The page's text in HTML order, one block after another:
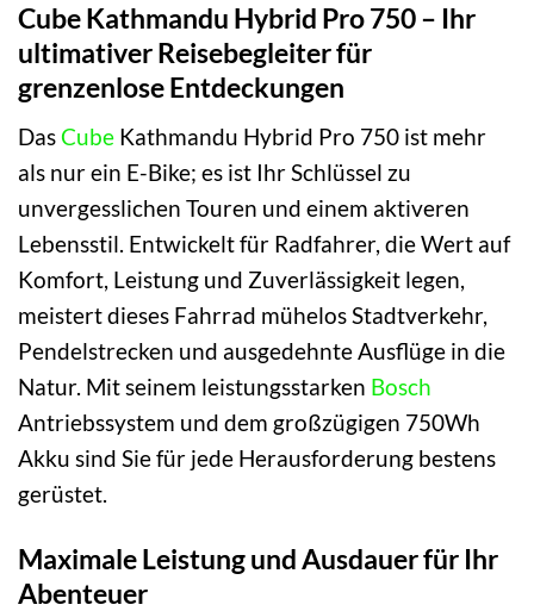
Cube Kathmandu Hybrid Pro 750 – Ihr
ultimativer Reisebegleiter für
grenzenlose Entdeckungen
DasCube Kathmandu Hybrid Pro 750 ist mehr
als nur ein E-Bike; es ist Ihr Schlüssel zu
unvergesslichen Touren und einem aktiveren
Lebensstil. Entwickelt für Radfahrer, die Wert auf
Komfort, Leistung und Zuverlässigkeit legen,
meistert dieses Fahrrad mühelos Stadtverkehr,
Pendelstrecken und ausgedehnte Ausflüge in die
Natur. Mit seinem leistungsstarken Bosch
Antriebssystem und dem großzügigen 750Wh
Akku sind Sie für jede Herausforderung bestens
gerüstet.
Maximale Leistung und Ausdauer für Ihr
Abenteuer